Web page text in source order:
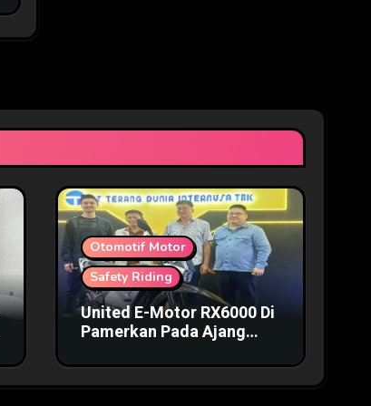
Otomotif Motor
Safety Riding
United E-Motor RX6000 Di
Pamerkan Pada Ajang